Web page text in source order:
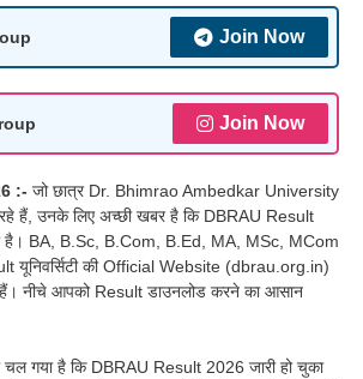
Join Now
Join Now
:- जो छात्र Dr. Bhimrao Ambedkar University
हैं, उनके लिए अच्छी खबर है कि DBRAU Result
है। BA, B.Sc, B.Com, B.Ed, MA, MSc, MCom
यूनिवर्सिटी की Official Website (dbrau.org.in)
नीचे आपको Result डाउनलोड करने का आसान
गया है कि DBRAU Result 2026 जारी हो चुका